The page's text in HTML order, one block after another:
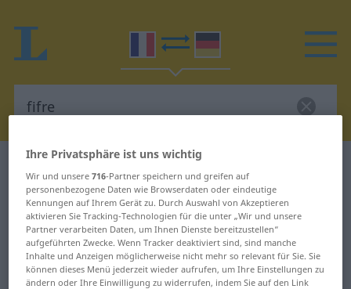
Französisch-Deutsch Wörterbuch
Französisch-Deutsch Übersetzung
für "fifre"
"fifre" Deutsch Übersetzung
Ihre Privatsphäre ist uns wichtig
Wir und unsere716-Partner speichern und greifen auf
personenbezogene Daten wie Browserdaten oder eindeutige
Kennungen auf Ihrem Gerät zu. Durch Auswahl von Akzeptieren
aktivieren Sie Tracking-Technologien für die unter „Wir und unsere
Partner verarbeiten Daten, um Ihnen Dienste bereitzustellen“
aufgeführten Zwecke. Wenn Tracker deaktiviert sind, sind manche
Inhalte und Anzeigen möglicherweise nicht mehr so relevant für Sie. Sie
können dieses Menü jederzeit wieder aufrufen, um Ihre Einstellungen zu
ändern oder Ihre Einwilligung zu widerrufen, indem Sie auf den Link